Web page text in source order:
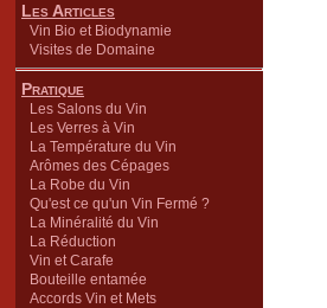
Les Articles
Vin Bio et Biodynamie
Visites de Domaine
Pratique
Les Salons du Vin
Les Verres à Vin
La Température du Vin
Arômes des Cépages
La Robe du Vin
Qu'est ce qu'un Vin Fermé ?
La Minéralité du Vin
La Réduction
Vin et Carafe
Bouteille entamée
Accords Vin et Mets